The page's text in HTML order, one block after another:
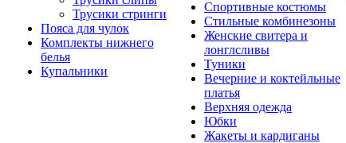
Трусики стринги
Пояса для чулок
Комплекты нижнего
белья
Купальники
Спортивные костюмы
Стильные комбинезоны
Женские свитера и
лонглсливы
Туники
Вечерние и коктейльные
платья
Верхняя одежда
Юбки
Жакеты и кардиганы